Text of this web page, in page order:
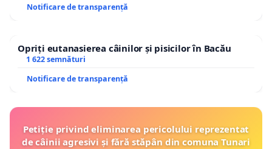
Notificare de transparență
Opriți eutanasierea câinilor și pisicilor în Bacău
1 622 semnături
Notificare de transparență
Petiție privind eliminarea pericolului reprezentat
de câinii agresivi și fără stăpân din comuna Tunari